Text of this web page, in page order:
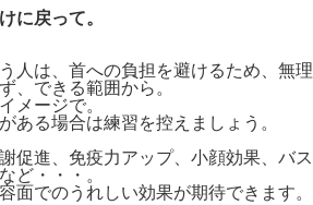
に戻って。
人は、首への負担を避けるため、無理
、できる範囲から。
メージで。
ある場合は練習を控えましょう。
促進、免疫力アップ、小顔効果、バス
ど・・・。
面でのうれしい効果が期待できます。